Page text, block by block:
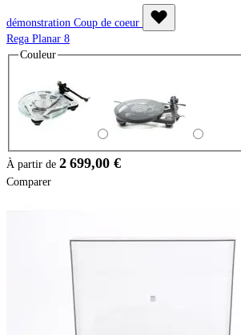
démonstration Coup de coeur
Rega Planar 8
Couleur
À partir de 2 699,00 €
Comparer